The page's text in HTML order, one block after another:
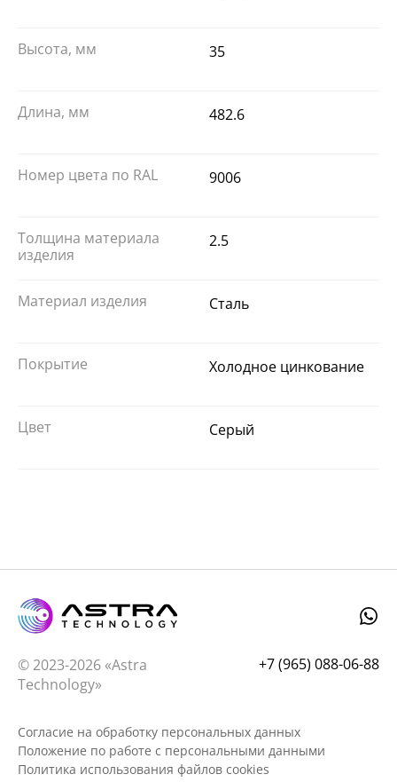
Высота, мм 35
Длина, мм 482.6
Номер цвета по RAL 9006
Толщина материала
изделия
2.5
Материал изделия Сталь
Покрытие Холодное цинкование
Цвет Серый
© 2023-2026 «Astra
Technology»
+7 (965) 088-06-88
Согласие на обработку персональных данных
Положение по работе с персональными данными
Политика использования файлов cookies